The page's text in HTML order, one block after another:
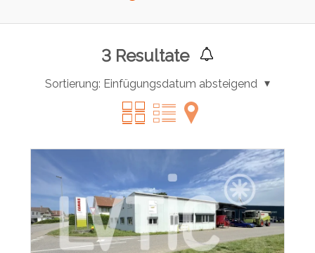
3Resultate
Sortierung: Einfügungsdatum absteigend